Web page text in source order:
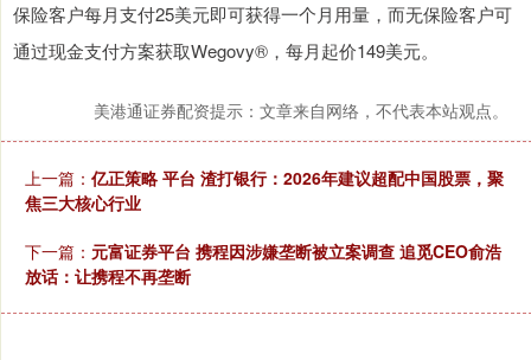
保险客户每月支付25美元即可获得一个月用量，而无保险客户可
通过现金支付方案获取Wegovy®，每月起价149美元。
美港通证券配资提示：文章来自网络，不代表本站观点。
上一篇： 亿正策略 平台 渣打银行：2026年建议超配中国股票，聚
焦三大核心行业
下一篇： 元富证券平台 携程因涉嫌垄断被立案调查 追觅CEO俞浩
放话：让携程不再垄断